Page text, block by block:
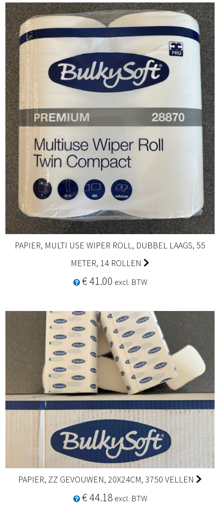
PAPIER, MULTI USE WIPER ROLL, DUBBEL LAAGS, 55
METER, 14 ROLLEN
€ 41.00 excl. BTW
PAPIER, ZZ GEVOUWEN, 20X24CM, 3750 VELLEN
€ 44.18 excl. BTW